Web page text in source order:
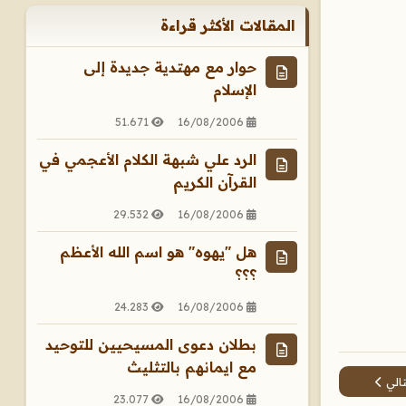
التالي: ما معنى مقولة ما أرى ربك إلا يسارع في هواك ؟
المقالات الأكثر قراءة
حوار مع مهتدية جديدة إلى
الإسلام
16/08/2006
51.671
الرد علي شبهة الكلام الأعجمي في
القرآن الكريم
16/08/2006
29.532
هل "يهوه" هو اسم الله الأعظم
؟؟؟
16/08/2006
24.283
بطلان دعوى المسيحيين للتوحيد
مع ايمانهم بالتثليث
16/08/2006
23.077